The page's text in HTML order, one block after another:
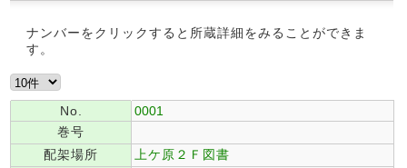
ナンバーをクリックすると所蔵詳細をみることができま
す。
No.
0001
巻号
配架場所
上ケ原２Ｆ図書